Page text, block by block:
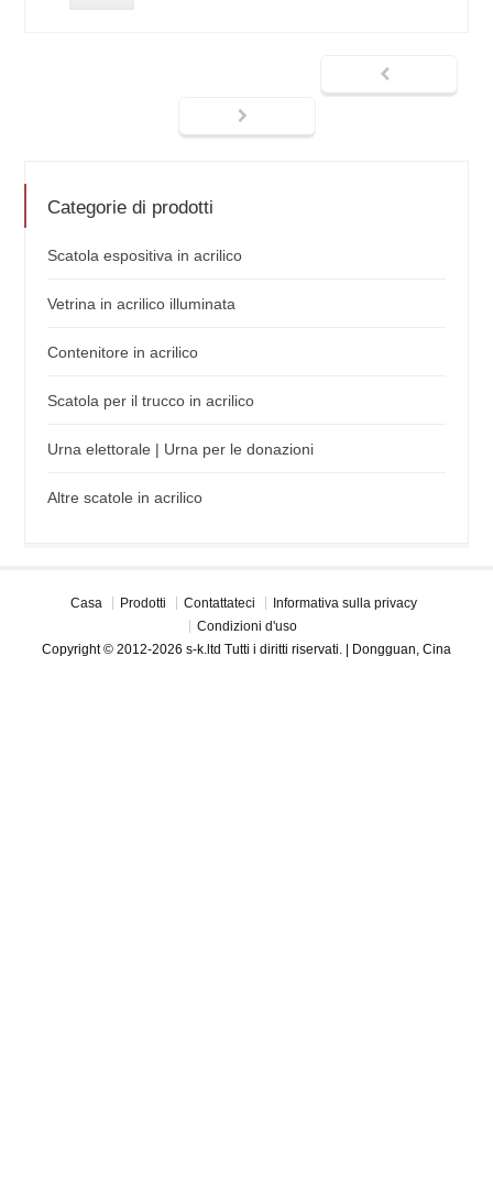
Categorie di prodotti
Scatola espositiva in acrilico
Vetrina in acrilico illuminata
Contenitore in acrilico
Scatola per il trucco in acrilico
Urna elettorale | Urna per le donazioni
Altre scatole in acrilico
Casa Prodotti Contattateci
Informativa sulla privacy
Condizioni d'uso
Copyright © 2012-2026 s-k.ltd Tutti i diritti riservati. | Dongguan, Cina